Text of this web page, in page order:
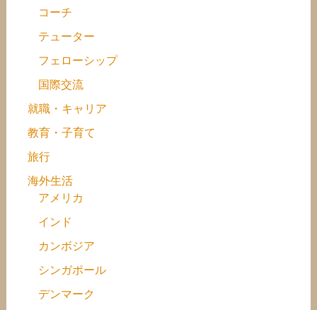
コーチ
テューター
フェローシップ
国際交流
就職・キャリア
教育・子育て
旅行
海外生活
アメリカ
インド
カンボジア
シンガポール
デンマーク